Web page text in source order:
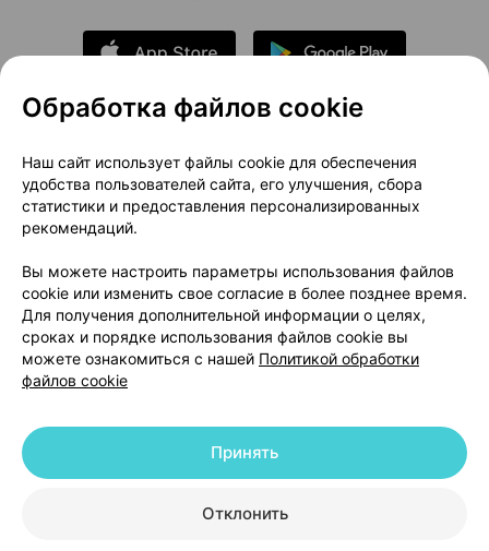
О проекте
Новости проекта
Размещение рекламы
Медицинский маркетинг
Публичный договор
Доставка
Способы оплаты
Вакансии
Партнеры
Написать руководителю 103.by
Написать в поддержку
Персональные настройки Cookie
© 2026 ООО «Артокс Лаб», УНП 191700409 | 220012, Республика Беларусь,
+375 291212755
Обработка файлов cookie
Наш сайт использует файлы cookie для обеспечения
удобства пользователей сайта, его улучшения, сбора
статистики и предоставления персонализированных
рекомендаций.
Вы можете настроить параметры использования файлов
cookie или изменить свое согласие в более позднее время.
Для получения дополнительной информации о целях,
сроках и порядке использования файлов cookie вы
можете ознакомиться с нашей Политикой обработки
файлов cookie
Отклонить
Принять